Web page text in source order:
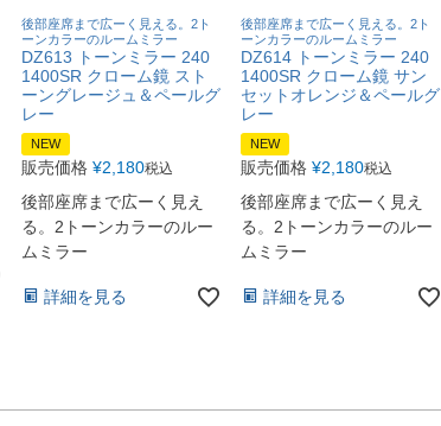
後部座席まで広ーく見える。2ト
ーンカラーのルームミラー
DZ613 トーンミラー 240
1400SR クローム鏡 スト
ーングレージュ＆ペールグ
レー
NEW
販売価格 ¥2,180税込
後部座席まで広ーく見え
る。2トーンカラーのルー
ムミラー
詳細を見る
後部座席まで広ーく見える。2ト
ーンカラーのルームミラー
DZ614 トーンミラー 240
1400SR クローム鏡 サン
セットオレンジ＆ペールグ
レー
NEW
販売価格 ¥2,180税込
後部座席まで広ーく見え
る。2トーンカラーのルー
ムミラー
詳細を見る